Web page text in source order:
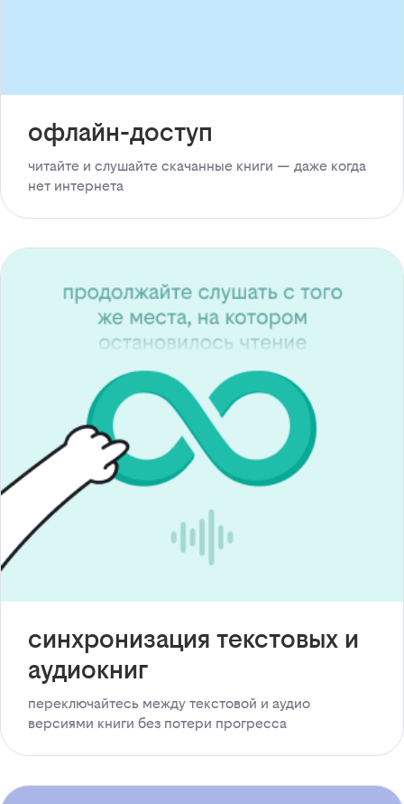
офлайн-доступ
читайте и слушайте скачанные книги — даже когда
нет интернета
синхронизация текстовых и
аудиокниг
переключайтесь между текстовой и аудио
версиями книги без потери прогресса